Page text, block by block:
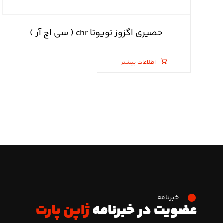
حصیری اگزوز تویوتا chr ( سی اچ آر )
اطلاعات بیشتر
خبرنامه
عضویت در خبرنامهژاپن پارت